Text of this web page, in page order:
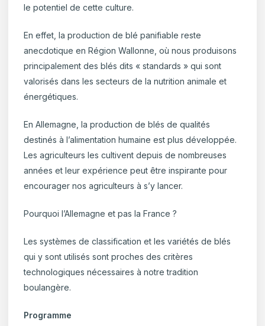
le potentiel de cette culture.
En effet, la production de blé panifiable reste
anecdotique en Région Wallonne, où nous produisons
principalement des blés dits « standards » qui sont
valorisés dans les secteurs de la nutrition animale et
énergétiques.
En Allemagne, la production de blés de qualités
destinés à l’alimentation humaine est plus développée.
Les agriculteurs les cultivent depuis de nombreuses
années et leur expérience peut être inspirante pour
encourager nos agriculteurs à s’y lancer.
Pourquoi l’Allemagne et pas la France ?
Les systèmes de classification et les variétés de blés
qui y sont utilisés sont proches des critères
technologiques nécessaires à notre tradition
boulangère.
Programme